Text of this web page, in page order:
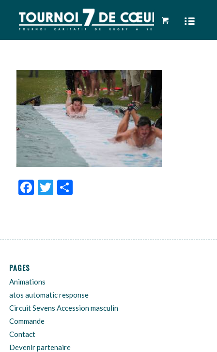
Facebook
Twitter
Partager
PAGES
Animations
atos automatic response
Circuit Sevens Accession masculin
Commande
Contact
Devenir partenaire